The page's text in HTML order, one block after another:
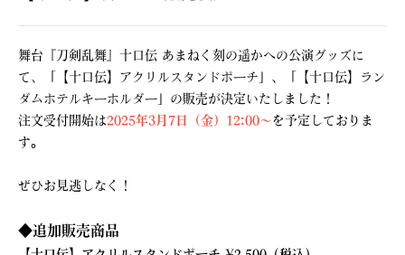
舞台『刀剣乱舞』十口伝 あまねく刻の遥かへの公演グッズに
て、「【十口伝】アクリルスタンドポーチ」、「【十口伝】ラン
ダムホテルキーホルダー」の販売が決定いたしました！
注文受付開始は2025年3月7日（金）12:00～を予定しておりま
す。
ぜひお見逃しなく！
◆追加販売商品